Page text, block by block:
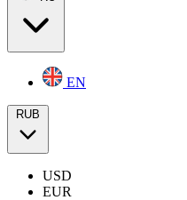
EN
RUB
USD
EUR